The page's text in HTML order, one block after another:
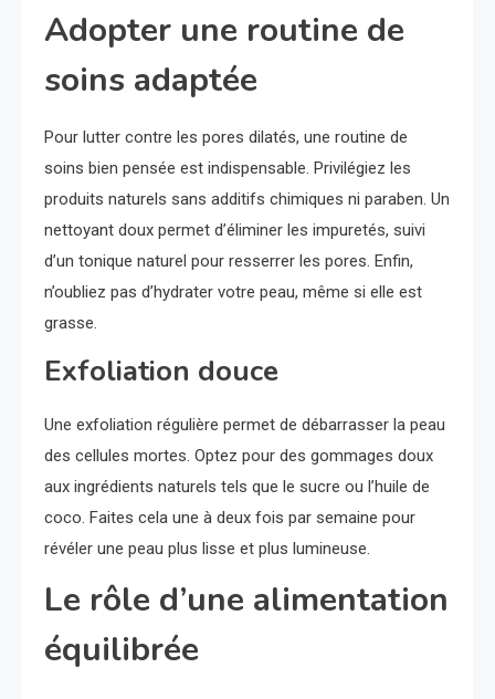
Adopter une routine de
soins adaptée
Pour lutter contre les pores dilatés, une routine de
soins bien pensée est indispensable. Privilégiez les
produits naturels sans additifs chimiques ni paraben. Un
nettoyant doux permet d’éliminer les impuretés, suivi
d’un tonique naturel pour resserrer les pores. Enfin,
n’oubliez pas d’hydrater votre peau, même si elle est
grasse.
Exfoliation douce
Une exfoliation régulière permet de débarrasser la peau
des cellules mortes. Optez pour des gommages doux
aux ingrédients naturels tels que le sucre ou l’huile de
coco. Faites cela une à deux fois par semaine pour
révéler une peau plus lisse et plus lumineuse.
Le rôle d’une alimentation
équilibrée